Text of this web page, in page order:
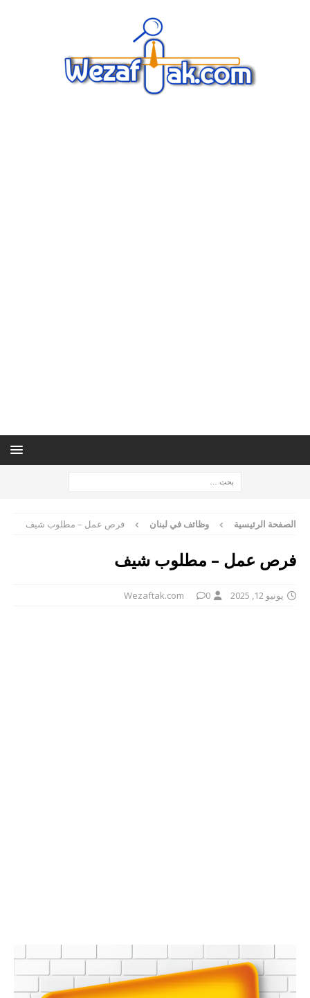
الصفحة الرئيسية وظائف في لبنان فرص عمل – مطلوب شيف
فرص عمل – مطلوب شيف
يونيو 12, 2025 Wezaftak.com 0